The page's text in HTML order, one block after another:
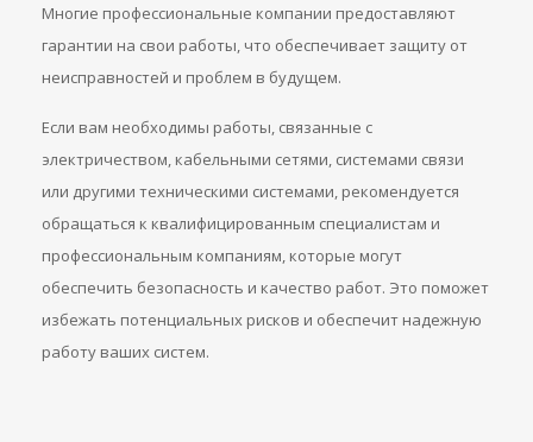
Многие профессиональные компании предоставляют
гарантии на свои работы, что обеспечивает защиту от
неисправностей и проблем в будущем.
Если вам необходимы работы, связанные с
электричеством, кабельными сетями, системами связи
или другими техническими системами, рекомендуется
обращаться к квалифицированным специалистам и
профессиональным компаниям, которые могут
обеспечить безопасность и качество работ. Это поможет
избежать потенциальных рисков и обеспечит надежную
работу ваших систем.